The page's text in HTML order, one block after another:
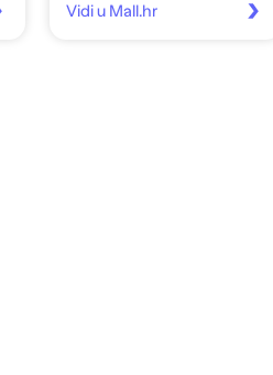
Vidi u Mall.hr